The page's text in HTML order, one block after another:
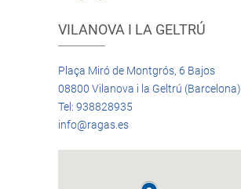
VILANOVA I LA GELTRÚ
Plaça Miró de Montgrós, 6 Bajos
08800 Vilanova i la Geltrú (Barcelona)
Tel: 938828935
info@ragas.es